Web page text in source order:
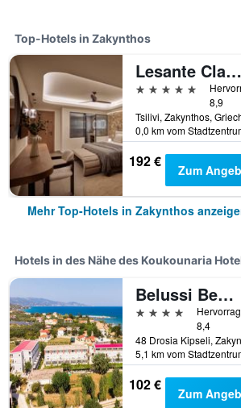
Top-Hotels in Zakynthos
Lesante Classic - Preferred Hotels & Resorts
5 Sterne
8,9
0,0 km vom
192 € Zum
Mehr Top-Hotels in Zakynthos
Hotels in des Nähe des Koukounaria
Belussi Beach Hotel & Suites
4 Sterne
8,4
5,1 km vom
102 € Zum